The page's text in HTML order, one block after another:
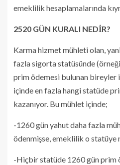
emeklilik hesaplamalarında
2520 GÜN KURALI NEDİR?
Karma hizmet mühleti olan,
fazla sigorta statüsünde
prim ödemesi bulunan bireyler
içinde en fazla hangi statüde
kazanıyor. Bu mühlet içinde;
-1260 gün yahut daha fazla
ödenmişse, emeklilik o statüye
-Hiçbir statüde 1260 gün prim